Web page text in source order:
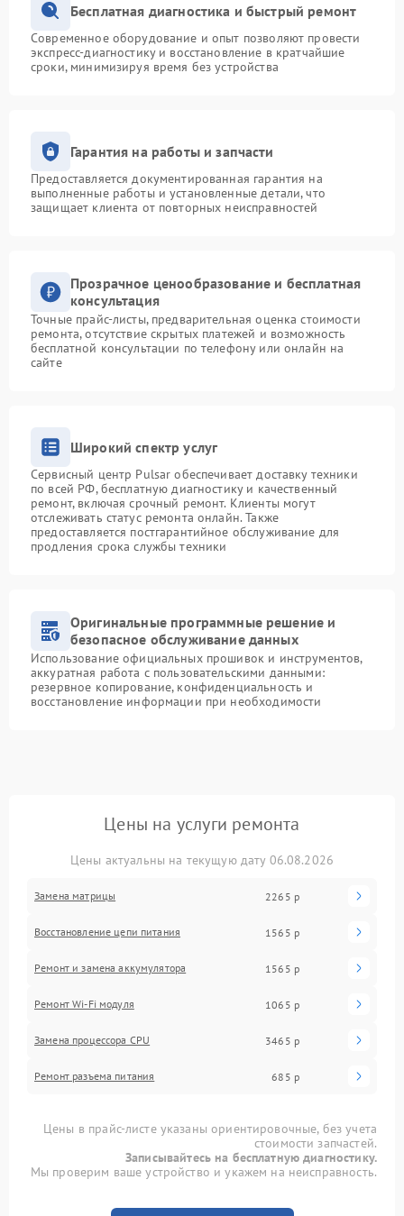
Бесплатная диагностика и быстрый ремонт
Современное оборудование и опыт позволяют провести
экспресс-диагностику и восстановление в кратчайшие
сроки, минимизируя время без устройства
Гарантия на работы и запчасти
Предоставляется документированная гарантия на
выполненные работы и установленные детали, что
защищает клиента от повторных неисправностей
Прозрачное ценообразование и бесплатная
консультация
Точные прайс-листы, предварительная оценка стоимости
ремонта, отсутствие скрытых платежей и возможность
бесплатной консультации по телефону или онлайн на
сайте
Широкий спектр услуг
Сервисный центр Pulsar обеспечивает доставку техники
по всей РФ, бесплатную диагностику и качественный
ремонт, включая срочный ремонт. Клиенты могут
отслеживать статус ремонта онлайн. Также
предоставляется постгарантийное обслуживание для
продления срока службы техники
Оригинальные программные решение и
безопасное обслуживание данных
Использование официальных прошивок и инструментов,
аккуратная работа с пользовательскими данными:
резервное копирование, конфиденциальность и
восстановление информации при необходимости
Цены на услуги ремонта
Цены актуальны на текущую дату 06.08.2026
Замена матрицы 2265 р
Восстановление цепи питания 1565 р
Ремонт и замена аккумулятора 1565 р
Ремонт Wi-Fi модуля 1065 р
Замена процессора CPU 3465 р
Ремонт разъема питания 685 р
Цены в прайс-листе указаны ориентировочные, без учета
стоимости запчастей.
Записывайтесь на бесплатную диагностику.
Мы проверим ваше устройство и укажем на неисправность.